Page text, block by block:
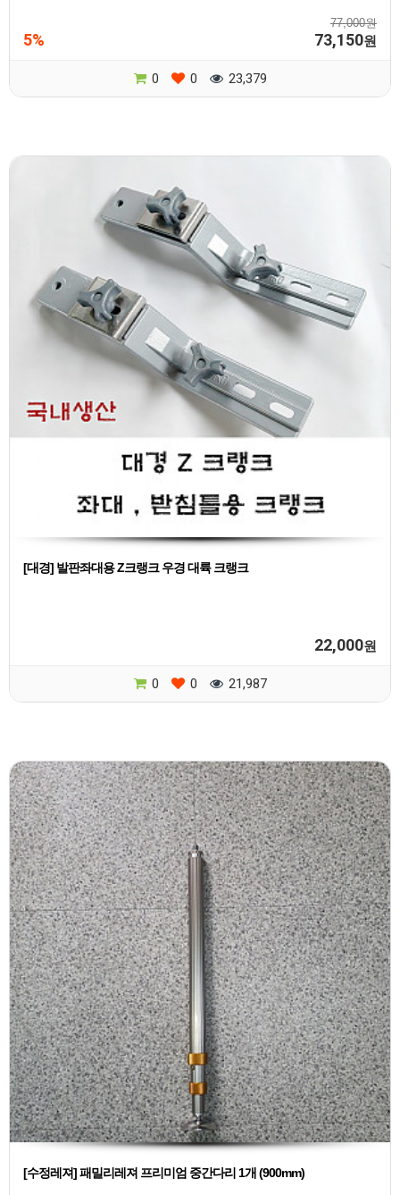
77,000원
5% 73,150원
0 0 23,379
[대경] 발판좌대용 Z크랭크 우경 대륙 크랭크
22,000원
0 0 21,987
[수정레져] 패밀리레져 프리미엄 중간다리 1개 (900mm)